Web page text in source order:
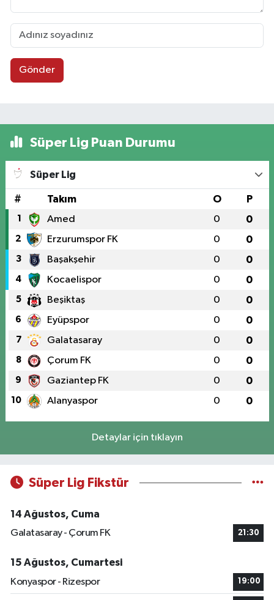
Gönder
Süper Lig Puan Durumu
Süper Lig
# Takım O P
1 Amed 0 0
2 Erzurumspor FK 0 0
3 Başakşehir 0 0
4 Kocaelispor 0 0
5 Beşiktaş 0 0
6 Eyüpspor 0 0
7 Galatasaray 0 0
8 Çorum FK 0 0
9 Gaziantep FK 0 0
10 Alanyaspor 0 0
Detaylar için tıklayın
Süper Lig Fikstür
14 Ağustos, Cuma
Galatasaray - Çorum FK
21:30
15 Ağustos, Cumartesi
Konyaspor - Rizespor
19:00